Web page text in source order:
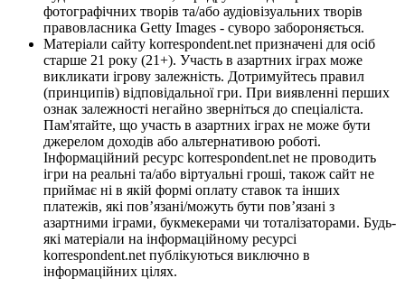
фотографічних творів та/або аудіовізуальних творів
правовласника Getty Images - суворо забороняється.
Матеріали сайту korrespondent.net призначені для осіб
старше 21 року (21+). Участь в азартних іграх може
викликати ігрову залежність. Дотримуйтесь правил
(принципів) відповідальної гри. При виявленні перших
ознак залежності негайно зверніться до спеціаліста.
Пам'ятайте, що участь в азартних іграх не може бути
джерелом доходів або альтернативою роботі.
Інформаційний ресурс korrespondent.net не проводить
ігри на реальні та/або віртуальні гроші, також сайт не
приймає ні в якій формі оплату ставок та інших
платежів, які пов’язані/можуть бути пов’язані з
азартними іграми, букмекерами чи тоталізаторами. Будь-
які матеріали на інформаційному ресурсі
korrespondent.net публікуються виключно в
інформаційних цілях.